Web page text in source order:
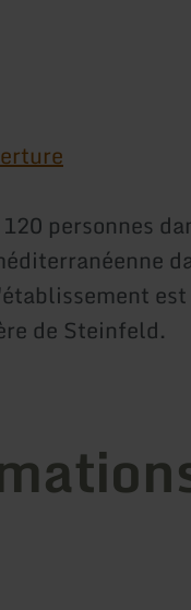
personnes
de Steinfeld.